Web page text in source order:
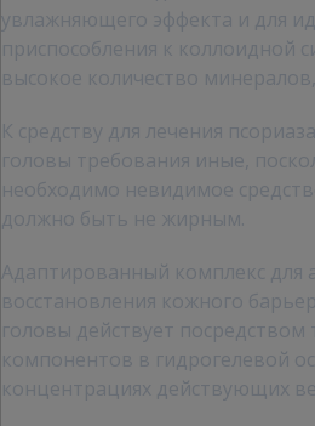
увлажняющего эффекта и для
приспособления к коллоидной
высокое количество
К средству для лечения
головы требования иные,
необходимо невидимое
должно быть не жирным.
Адаптированный комплекс для
восстановления кожного
головы действует посредством
компонентов в гидрогелевой
концентрациях действующих